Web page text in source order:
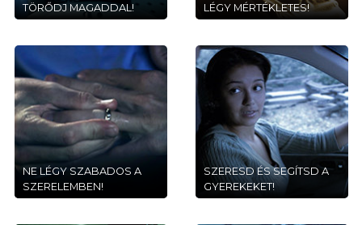
TÖRŐDJ MAGADDAL! LÉGY MÉRTÉKLETES!
NE LÉGY SZABADOS A
SZERELEMBEN!
SZERESD ÉS SEGÍTSD A
GYEREKEKET!